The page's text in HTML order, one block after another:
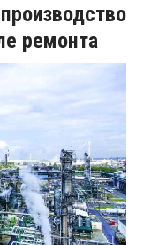
ремонта